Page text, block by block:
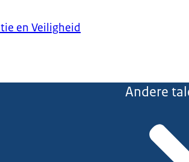
en Veiligheid
Andere